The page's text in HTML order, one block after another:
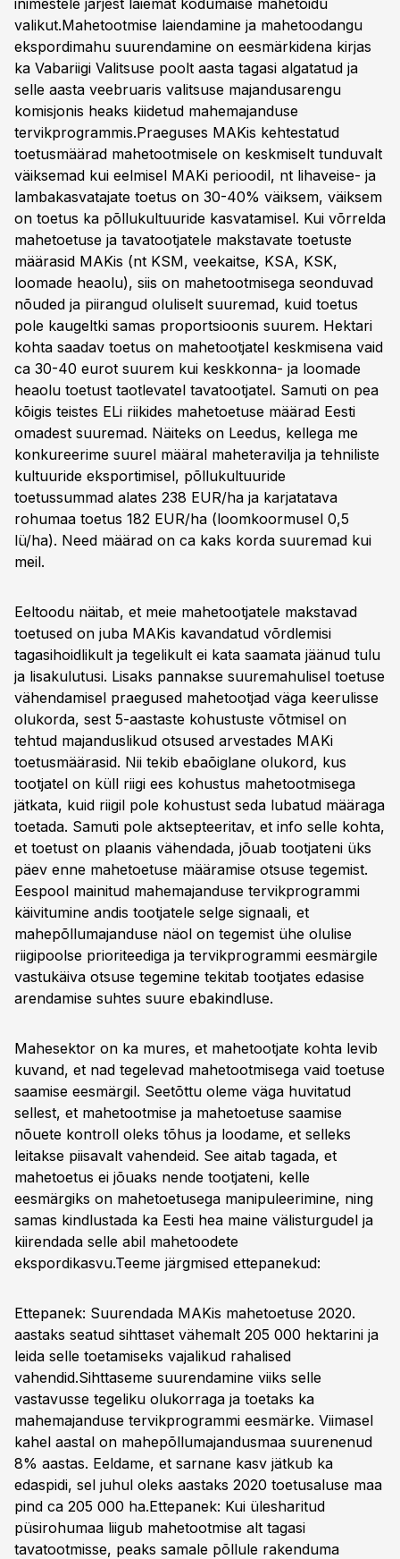
inimestele järjest laiemat kodumaise mahetoidu
valikut.Mahetootmise laiendamine ja mahetoodangu
ekspordimahu suurendamine on eesmärkidena kirjas
ka Vabariigi Valitsuse poolt aasta tagasi algatatud ja
selle aasta veebruaris valitsuse majandusarengu
komisjonis heaks kiidetud mahemajanduse
tervikprogrammis.Praeguses MAKis kehtestatud
toetusmäärad mahetootmisele on keskmiselt tunduvalt
väiksemad kui eelmisel MAKi perioodil, nt lihaveise- ja
lambakasvatajate toetus on 30-40% väiksem, väiksem
on toetus ka põllukultuuride kasvatamisel. Kui võrrelda
mahetoetuse ja tavatootjatele makstavate toetuste
määrasid MAKis (nt KSM, veekaitse, KSA, KSK,
loomade heaolu), siis on mahetootmisega seonduvad
nõuded ja piirangud oluliselt suuremad, kuid toetus
pole kaugeltki samas proportsioonis suurem. Hektari
kohta saadav toetus on mahetootjatel keskmisena vaid
ca 30-40 eurot suurem kui keskkonna- ja loomade
heaolu toetust taotlevatel tavatootjatel. Samuti on pea
kõigis teistes ELi riikides mahetoetuse määrad Eesti
omadest suuremad. Näiteks on Leedus, kellega me
konkureerime suurel määral maheteravilja ja tehniliste
kultuuride eksportimisel, põllukultuuride
toetussummad alates 238 EUR/ha ja karjatatava
rohumaa toetus 182 EUR/ha (loomkoormusel 0,5
lü/ha). Need määrad on ca kaks korda suuremad kui
meil.
Eeltoodu näitab, et meie mahetootjatele makstavad
toetused on juba MAKis kavandatud võrdlemisi
tagasihoidlikult ja tegelikult ei kata saamata jäänud tulu
ja lisakulutusi. Lisaks pannakse suuremahulisel toetuse
vähendamisel praegused mahetootjad väga keerulisse
olukorda, sest 5-aastaste kohustuste võtmisel on
tehtud majanduslikud otsused arvestades MAKi
toetusmäärasid. Nii tekib ebaõiglane olukord, kus
tootjatel on küll riigi ees kohustus mahetootmisega
jätkata, kuid riigil pole kohustust seda lubatud määraga
toetada. Samuti pole aktsepteeritav, et info selle kohta,
et toetust on plaanis vähendada, jõuab tootjateni üks
päev enne mahetoetuse määramise otsuse tegemist.
Eespool mainitud mahemajanduse tervikprogrammi
käivitumine andis tootjatele selge signaali, et
mahepõllumajanduse näol on tegemist ühe olulise
riigipoolse prioriteediga ja tervikprogrammi eesmärgile
vastukäiva otsuse tegemine tekitab tootjates edasise
arendamise suhtes suure ebakindluse.
Mahesektor on ka mures, et mahetootjate kohta levib
kuvand, et nad tegelevad mahetootmisega vaid toetuse
saamise eesmärgil. Seetõttu oleme väga huvitatud
sellest, et mahetootmise ja mahetoetuse saamise
nõuete kontroll oleks tõhus ja loodame, et selleks
leitakse piisavalt vahendeid. See aitab tagada, et
mahetoetus ei jõuaks nende tootjateni, kelle
eesmärgiks on mahetoetusega manipuleerimine, ning
samas kindlustada ka Eesti hea maine välisturgudel ja
kiirendada selle abil mahetoodete
ekspordikasvu.Teeme järgmised ettepanekud:
Ettepanek: Suurendada MAKis mahetoetuse 2020.
aastaks seatud sihttaset vähemalt 205 000 hektarini ja
leida selle toetamiseks vajalikud rahalised
vahendid.Sihttaseme suurendamine viiks selle
vastavusse tegeliku olukorraga ja toetaks ka
mahemajanduse tervikprogrammi eesmärke. Viimasel
kahel aastal on mahepõllumajandusmaa suurenenud
8% aastas. Eeldame, et sarnane kasv jätkub ka
edaspidi, sel juhul oleks aastaks 2020 toetusaluse maa
pind ca 205 000 ha.Ettepanek: Kui ülesharitud
püsirohumaa liigub mahetootmise alt tagasi
tavatootmisse, peaks samale põllule rakenduma